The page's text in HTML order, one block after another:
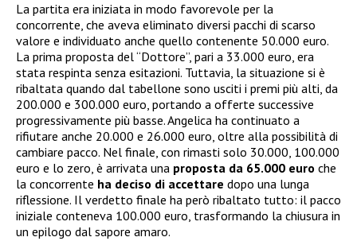
La partita era iniziata in modo favorevole per la
concorrente, che aveva eliminato diversi pacchi di scarso
valore e individuato anche quello contenente 50.000 euro.
La prima proposta del “Dottore”, pari a 33.000 euro, era
stata respinta senza esitazioni. Tuttavia, la situazione si è
ribaltata quando dal tabellone sono usciti i premi più alti, da
200.000 e 300.000 euro, portando a offerte successive
progressivamente più basse. Angelica ha continuato a
rifiutare anche 20.000 e 26.000 euro, oltre alla possibilità di
cambiare pacco. Nel finale, con rimasti solo 30.000, 100.000
euro e lo zero, è arrivata una proposta da 65.000 euro che
la concorrente ha deciso di accettare dopo una lunga
riflessione. Il verdetto finale ha però ribaltato tutto: il pacco
iniziale conteneva 100.000 euro, trasformando la chiusura in
un epilogo dal sapore amaro.